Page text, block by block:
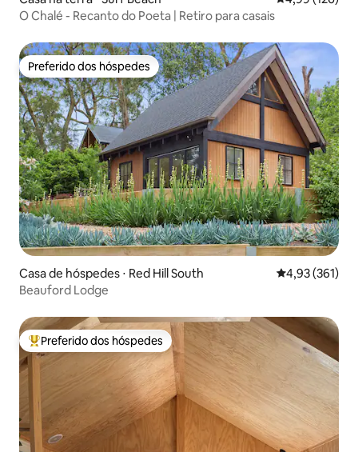
O Chalé - Recanto do Poeta | Retiro para casais
Preferido dos hóspedes
Preferido dos hóspedes
Casa de hóspedes ⋅ Red Hill South 4,93 de uma
4,93 (361)
Beauford Lodge
Entre os melhores preferidos dos hóspedes
Preferido dos hóspedes